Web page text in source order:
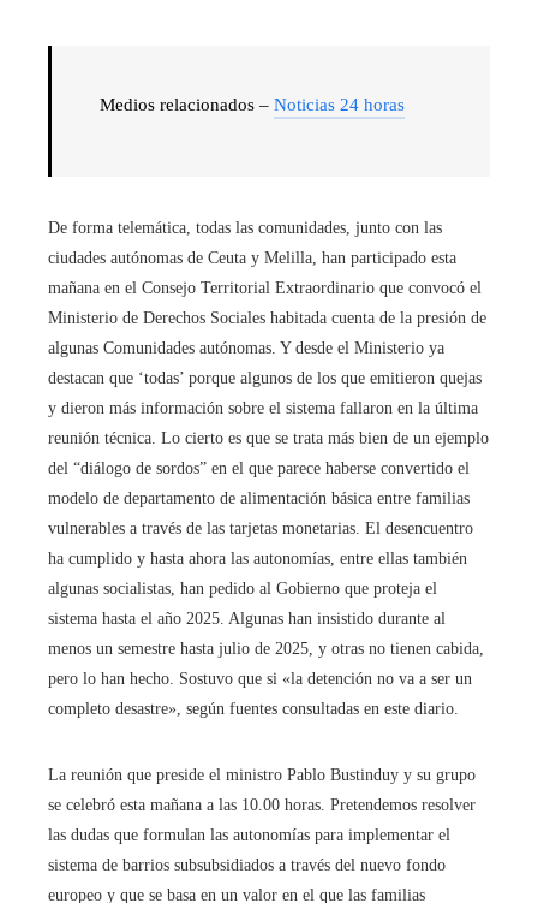
Medios relacionados – Noticias 24 horas
De forma telemática, todas las comunidades, junto con las
ciudades autónomas de Ceuta y Melilla, han participado esta
mañana en el Consejo Territorial Extraordinario que convocó el
Ministerio de Derechos Sociales habitada cuenta de la presión de
algunas Comunidades autónomas. Y desde el Ministerio ya
destacan que ‘todas’ porque algunos de los que emitieron quejas
y dieron más información sobre el sistema fallaron en la última
reunión técnica. Lo cierto es que se trata más bien de un ejemplo
del “diálogo de sordos” en el que parece haberse convertido el
modelo de departamento de alimentación básica entre familias
vulnerables a través de las tarjetas monetarias. El desencuentro
ha cumplido y hasta ahora las autonomías, entre ellas también
algunas socialistas, han pedido al Gobierno que proteja el
sistema hasta el año 2025. Algunas han insistido durante al
menos un semestre hasta julio de 2025, y otras no tienen cabida,
pero lo han hecho. Sostuvo que si «la detención no va a ser un
completo desastre», según fuentes consultadas en este diario.
La reunión que preside el ministro Pablo Bustinduy y su grupo
se celebró esta mañana a las 10.00 horas. Pretendemos resolver
las dudas que formulan las autonomías para implementar el
sistema de barrios subsubsidiados a través del nuevo fondo
europeo y que se basa en un valor en el que las familias